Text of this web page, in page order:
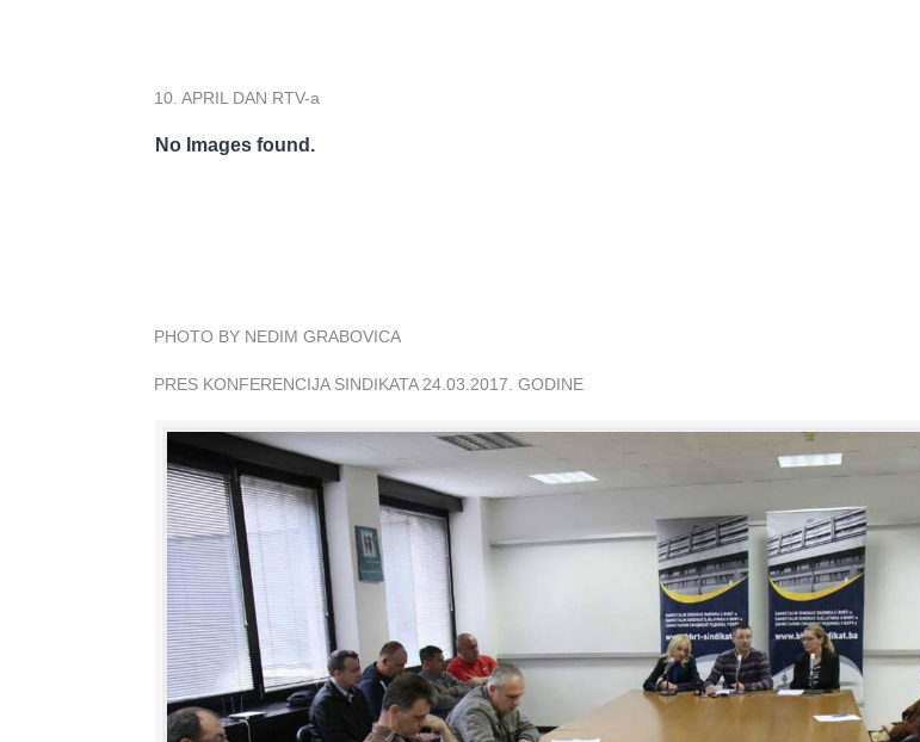
10. APRIL DAN RTV-a
No Images found.
PHOTO BY NEDIM GRABOVICA
PRES KONFERENCIJA SINDIKATA 24.03.2017. GODINE